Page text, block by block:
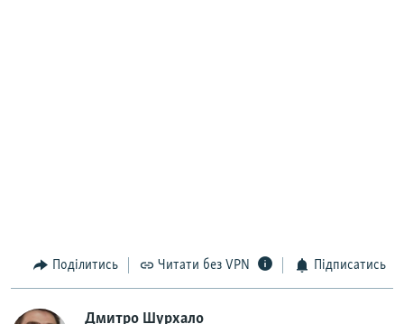
Поділитись Читати без VPN Підписатись
Дмитро Шурхало